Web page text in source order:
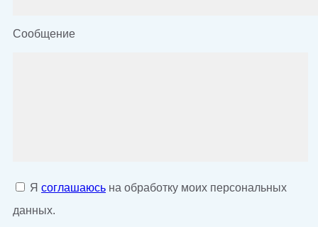
Сообщение
Я соглашаюсь на обработку моих персональных
данных.